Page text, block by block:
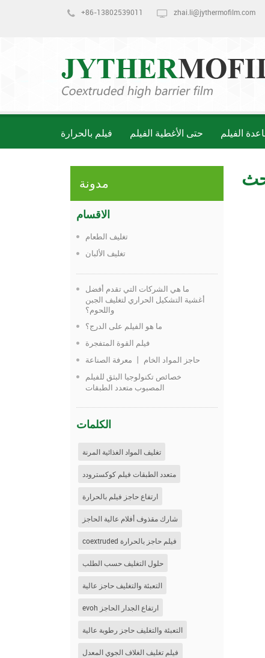
+86-13802539011 zhai.li@jythermofilm.com
فيلم بالحرارة حتى الأغطية الفيلم الفيلم
مدونة
الاقسام
تغليف الطعام
تغليف الألبان
ما هي الشركات التي تقدم أفضل
أغشية التشكيل الحراري لتغليف الجبن
واللحوم؟
ما هو الفيلم على الدرج؟
فيلم القوة المتفجرة
معرفة الصناعة 丨 حاجز المواد الخام
خصائص تكنولوجيا البثق للفيلم
المصبوب متعدد الطبقات
الكلمات
تغليف المواد الغذائية المرنة
متعدد الطبقات فيلم كوكسترودد
ارتفاع حاجز فيلم بالحرارة
شارك مقذوف أفلام عالية الحاجز
coextruded فيلم حاجز بالحرارة
حلول التغليف حسب الطلب
التعبئة والتغليف حاجز عالية
evoh ارتفاع الجدار الحاجز
التعبئة والتغليف حاجز رطوبة عالية
فيلم تغليف الغلاف الجوي المعدل